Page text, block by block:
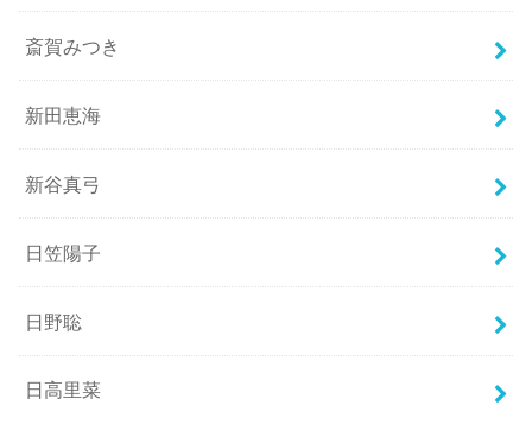
斎賀みつき
新田恵海
新谷真弓
日笠陽子
日野聡
日高里菜